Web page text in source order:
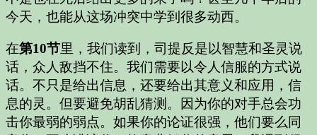
今天，也能从这场冲突中学到很多动西。
在第10节里，我们读到，司提反是以智慧和圣灵说
话，众人敌挡不住。我们需要以令人信服的方式说
话。不只是给出信息，还要给出其意义和应用，信
息的灵。但要避免胡乱猜测。因为你的对手总会功
击你最弱的弱点。如果你的论证很强，他们要么同